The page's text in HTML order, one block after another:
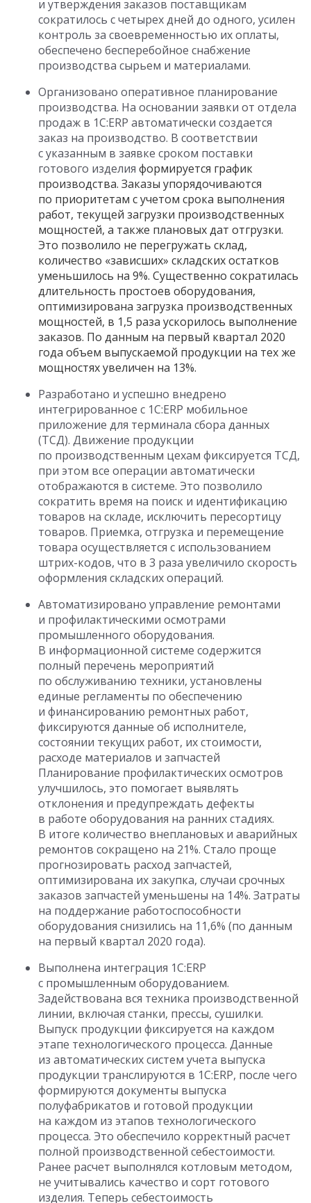
и утверждения заказов поставщикам
сократилось с четырех дней до одного, усилен
контроль за своевременностью их оплаты,
обеспечено бесперебойное снабжение
производства сырьем и материалами.
Организовано оперативное планирование
производства. На основании заявки от отдела
продаж в 1С:ERP автоматически создается
заказ на производство. В соответствии
с указанным в заявке сроком поставки
готового изделия формируется график
производства. Заказы упорядочиваются
по приоритетам с учетом срока выполнения
работ, текущей загрузки производственных
мощностей, а также плановых дат отгрузки.
Это позволило не перегружать склад,
количество «зависших» складских остатков
уменьшилось на 9%. Существенно сократилась
длительность простоев оборудования,
оптимизирована загрузка производственных
мощностей, в 1,5 раза ускорилось выполнение
заказов. По данным на первый квартал 2020
года объем выпускаемой продукции на тех же
мощностях увеличен на 13%.
Разработано и успешно внедрено
интегрированное с 1С:ERP мобильное
приложение для терминала сбора данных
(ТСД). Движение продукции
по производственным цехам фиксируется ТСД,
при этом все операции автоматически
отображаются в системе. Это позволило
сократить время на поиск и идентификацию
товаров на складе, исключить пересортицу
товаров. Приемка, отгрузка и перемещение
товара осуществляется с использованием
штрих-кодов, что в 3 раза увеличило скорость
оформления складских операций.
Автоматизировано управление ремонтами
и профилактическими осмотрами
промышленного оборудования.
В информационной системе содержится
полный перечень мероприятий
по обслуживанию техники, установлены
единые регламенты по обеспечению
и финансированию ремонтных работ,
фиксируются данные об исполнителе,
состоянии текущих работ, их стоимости,
расходе материалов и запчастей
Планирование профилактических осмотров
улучшилось, это помогает выявлять
отклонения и предупреждать дефекты
в работе оборудования на ранних стадиях.
В итоге количество внеплановых и аварийных
ремонтов сокращено на 21%. Стало проще
прогнозировать расход запчастей,
оптимизирована их закупка, случаи срочных
заказов запчастей уменьшены на 14%. Затраты
на поддержание работоспособности
оборудования снизились на 11,6% (по данным
на первый квартал 2020 года).
Выполнена интеграция 1С:ERP
с промышленным оборудованием.
Задействована вся техника производственной
линии, включая станки, прессы, сушилки.
Выпуск продукции фиксируется на каждом
этапе технологического процесса. Данные
из автоматических систем учета выпуска
продукции транслируются в 1С:ERP, после чего
формируются документы выпуска
полуфабрикатов и готовой продукции
на каждом из этапов технологического
процесса. Это обеспечило корректный расчет
полной производственной себестоимости.
Ранее расчет выполнялся котловым методом,
не учитывались качество и сорт готового
изделия. Теперь себестоимость